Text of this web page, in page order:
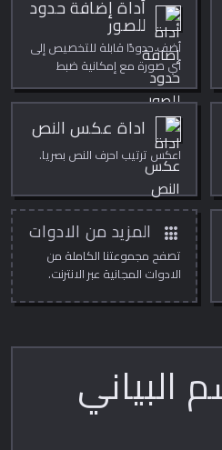
أداة إضافة حدود
للصور
أضف حدودًا قابلة للتخصيص إلى
أي صورة مع إمكانية ضبط
الحجم واللون والنمط والزوايا
الدائرية.
اداة عكس النص
اعكس ترتيب احرف النص بصريا.
apps المزيد من الادوات
تصفح مجموعتنا الكاملة من
الادوات المجانية عبر الانترنت.
البياني